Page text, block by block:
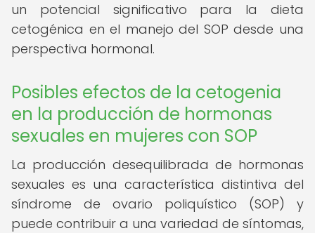
un potencial significativo para la dieta
cetogénica en el manejo del SOP desde una
perspectiva hormonal.
Posibles efectos de la cetogenia
en la producción de hormonas
sexuales en mujeres con SOP
La producción desequilibrada de hormonas
sexuales es una característica distintiva del
síndrome de ovario poliquístico (SOP) y
puede contribuir a una variedad de síntomas,